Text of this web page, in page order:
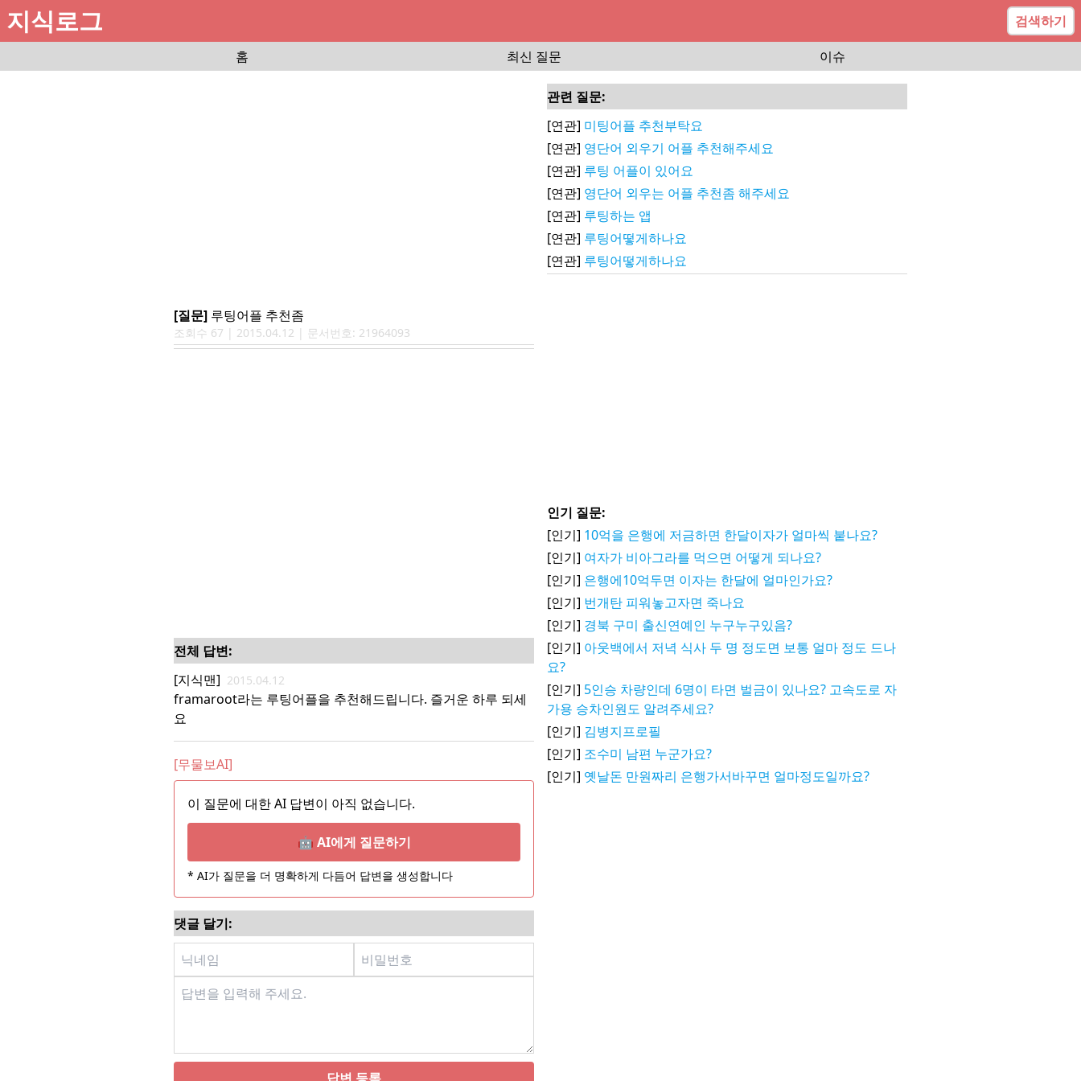
지식로그
검색하기
홈
최신 질문 이슈
[질문] 루팅어플 추천좀
조회수 67 | 2015.04.12 | 문서번호: 21964093
전체 답변:
[지식맨] 2015.04.12
framaroot라는 루팅어플을 추천해드립니다. 즐거운 하루 되세
요
[무물보AI]
이 질문에 대한 AI 답변이 아직 없습니다.
🤖 AI에게 질문하기
* AI가 질문을 더 명확하게 다듬어 답변을 생성합니다
댓글 달기:
관련 질문:
[연관] 미팅어플 추천부탁요
[연관] 영단어 외우기 어플 추천해주세요
[연관] 루팅 어플이 있어요
[연관] 영단어 외우는 어플 추천좀 해주세요
[연관] 루팅하는 앱
[연관] 루팅어떻게하나요
[연관] 루팅어떻게하나요
인기 질문:
[인기] 10억을 은행에 저금하면 한달이자가 얼마씩 붙나요?
[인기] 여자가 비아그라를 먹으면 어떻게 되나요?
[인기] 은행에10억두면 이자는 한달에 얼마인가요?
[인기] 번개탄 피워놓고자면 죽나요
[인기] 경북 구미 출신연예인 누구누구있음?
[인기] 아웃백에서 저녁 식사 두 명 정도면 보통 얼마 정도 드나
요?
[인기] 5인승 차량인데 6명이 타면 벌금이 있나요? 고속도로 자
가용 승차인원도 알려주세요?
[인기] 김병지프로필
[인기] 조수미 남편 누군가요?
[인기] 옛날돈 만원짜리 은행가서바꾸면 얼마정도일까요?